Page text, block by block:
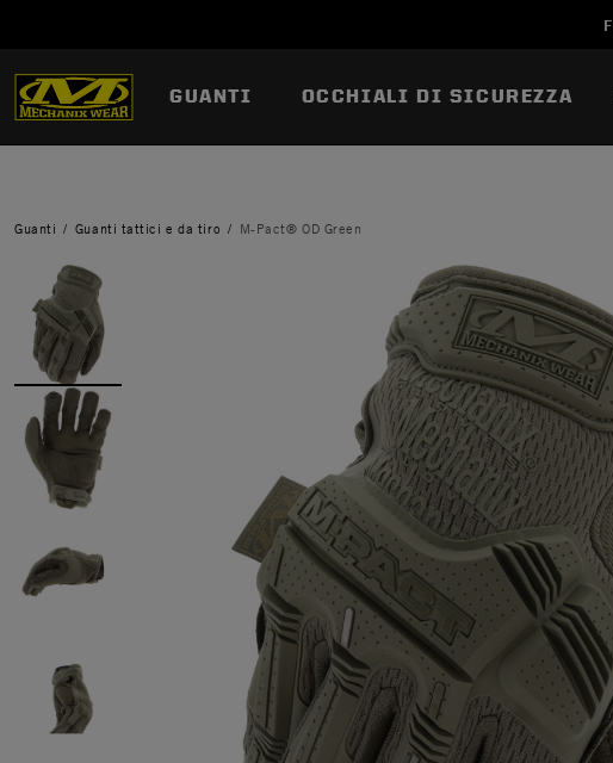
GUANTI OCCHIALI DI SICUREZZA
Guanti Guanti tattici e da tiro M-Pact® OD Green